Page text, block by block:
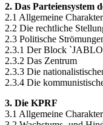
2. Das Parteiensystem
2.1 Allgemeine
2.2 Die rechtliche
2.3 Politische
2.3.1 Der Block
2.3.2 Das Zentrum
2.3.3 Die
2.3.4 Die
3. Die KPRF
3.1 Allgemeine